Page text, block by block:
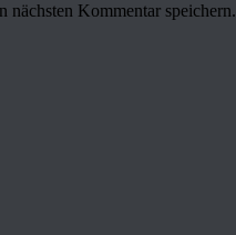
nächsten Kommentar speichern.